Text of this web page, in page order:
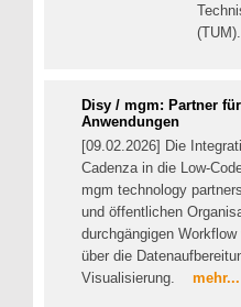
(TUM).
Disy / mgm: Partner
Anwendungen
[09.02.2026] Die
Cadenza in die Low-
mgm technology
und öffentlichen
durchgängigen
über die
Visualisierung. mehr...